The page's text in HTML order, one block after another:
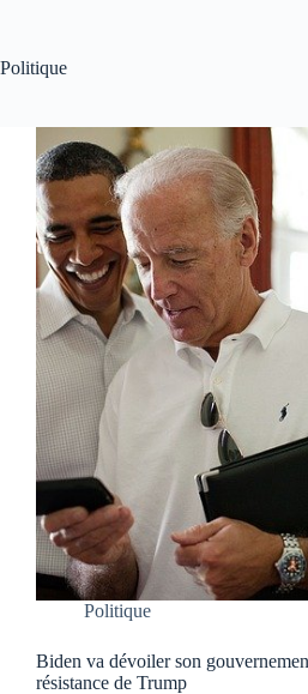
Politique
Politique
Biden va dévoiler son
résistance de Trump